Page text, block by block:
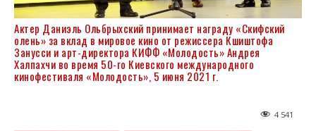
Актер Даниэль Ольбрыхский принимает награду «Скифский
олень» за вклад в мировое кино от режиссера Кшиштофа
Занусси и арт-директора КИФФ «Молодость» Андрея
Халпахчи во время 50-го Киевского международного
кинофестиваля «Молодость», 5 июня 2021 г.
4 541